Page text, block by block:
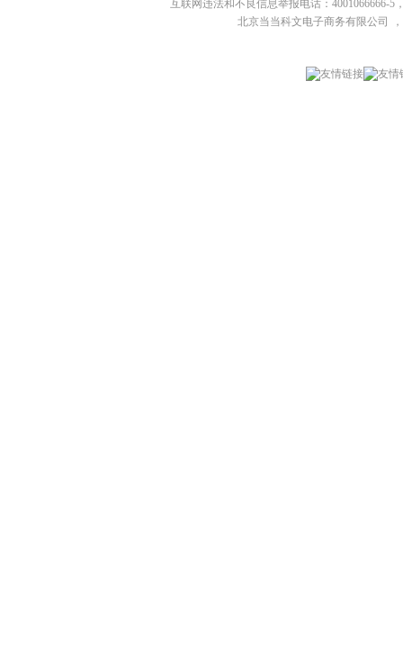
互联网违法和不良信息举报电话：4001066666-5
北京当当科文电子商务有限公司